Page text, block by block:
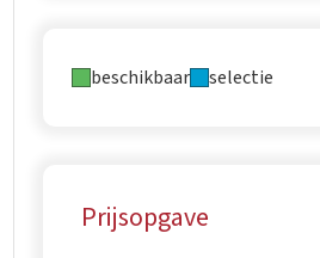
beschikbaar selectie
Prijsopgave